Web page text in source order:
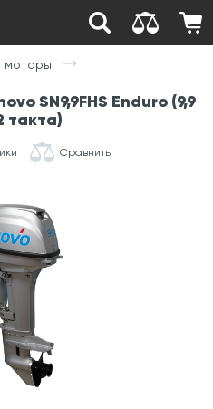
моторы
SN9,9FHS Enduro (9,9
такта)
Сравнить